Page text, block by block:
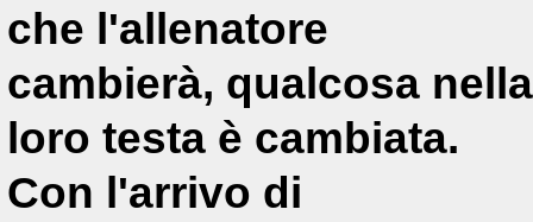
che l'allenatore
cambierà, qualcosa nella
loro testa è cambiata.
Con l'arrivo di